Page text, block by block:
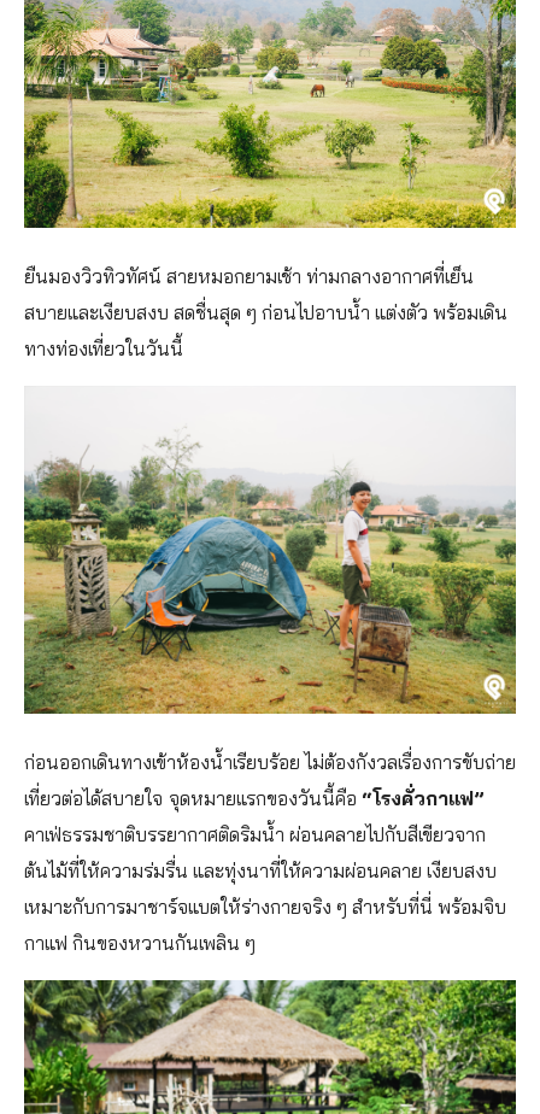
ยืนมองวิวทิวทัศน์ สายหมอกยามเช้า ท่ามกลางอากาศที่เย็น
สบายและเงียบสงบ สดชื่นสุด ๆ ก่อนไปอาบน้ำ แต่งตัว พร้อมเดิน
ทางท่องเที่ยวในวันนี้
ก่อนออกเดินทางเข้าห้องน้ำเรียบร้อย ไม่ต้องกังวลเรื่องการขับถ่าย
เที่ยวต่อได้สบายใจ จุดหมายแรกของวันนี้คือ “โรงคั่วกาแฟ”
คาเฟ่ธรรมชาติบรรยากาศติดริมน้ำ ผ่อนคลายไปกับสีเขียวจาก
ต้นไม้ที่ให้ความร่มรื่น และทุ่งนาที่ให้ความผ่อนคลาย เงียบสงบ
เหมาะกับการมาชาร์จแบตให้ร่างกายจริง ๆ สำหรับที่นี่ พร้อมจิบ
กาแฟ กินของหวานกันเพลิน ๆ